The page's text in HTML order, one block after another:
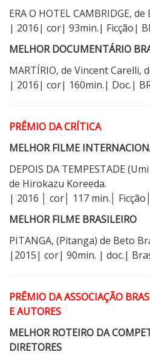
ERA O HOTEL CAMBRIDGE, de
| 2016| cor| 93min.| Ficção|
MELHOR DOCUMENTÁRIO
MARTÍRIO, de Vincent Carelli,
| 2016| cor| 160min.| Doc.|
PRÊMIO DA CRÍTICA
MELHOR FILME
DEPOIS DA TEMPESTADE
de Hirokazu Koreeda.
| 2016 │ cor│ 117 min.│
MELHOR FILME BRASILEIRO
PITANGA, (Pitanga) de Beto
|2015| cor| 90min. | doc.|
PRÊMIO DA ASSOCIAÇÃO
E AUTORES
MELHOR ROTEIRO DA
DIRETORES